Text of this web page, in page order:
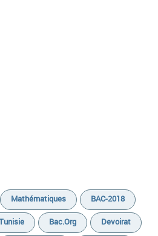
Mathématiques
BAC-2018
Bac.org
Devoirat